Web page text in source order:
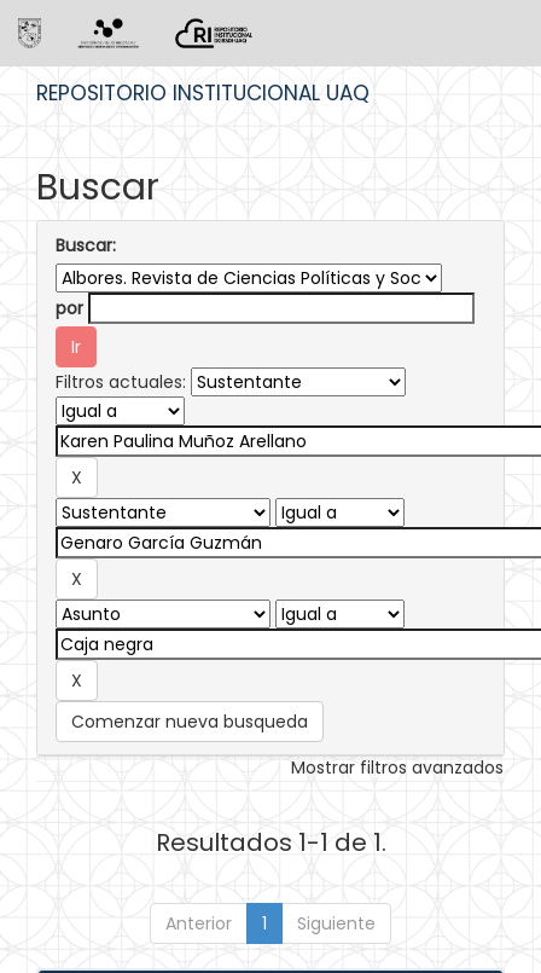
REPOSITORIO INSTITUCIONAL UAQ
Buscar
Buscar:
por
Filtros actuales:
Comenzar nueva busqueda
Mostrar filtros avanzados
Resultados 1-1 de 1.
Anterior 1 Siguiente